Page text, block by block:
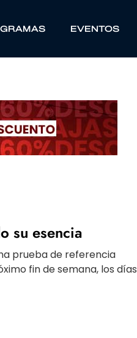
EVENTOS
su esencia
prueba de referencia
fin de semana, los días